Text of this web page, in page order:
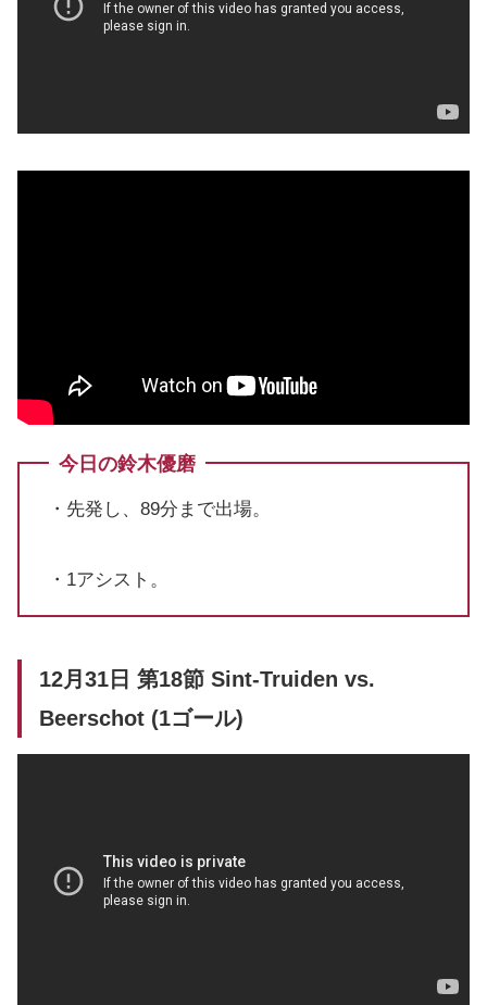
今日の鈴木優磨
・先発し、89分まで出場。
・1アシスト。
12月31日 第18節 Sint-Truiden vs.
Beerschot (1ゴール)